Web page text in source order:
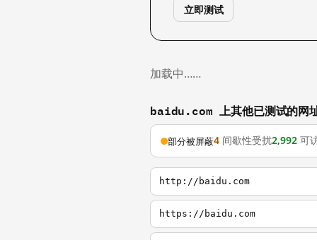
立即测试
加载中……
baidu.com 上其他已测试的网
部分被屏蔽4 间歇性受扰2,992 可
http://baidu.com
https://baidu.com